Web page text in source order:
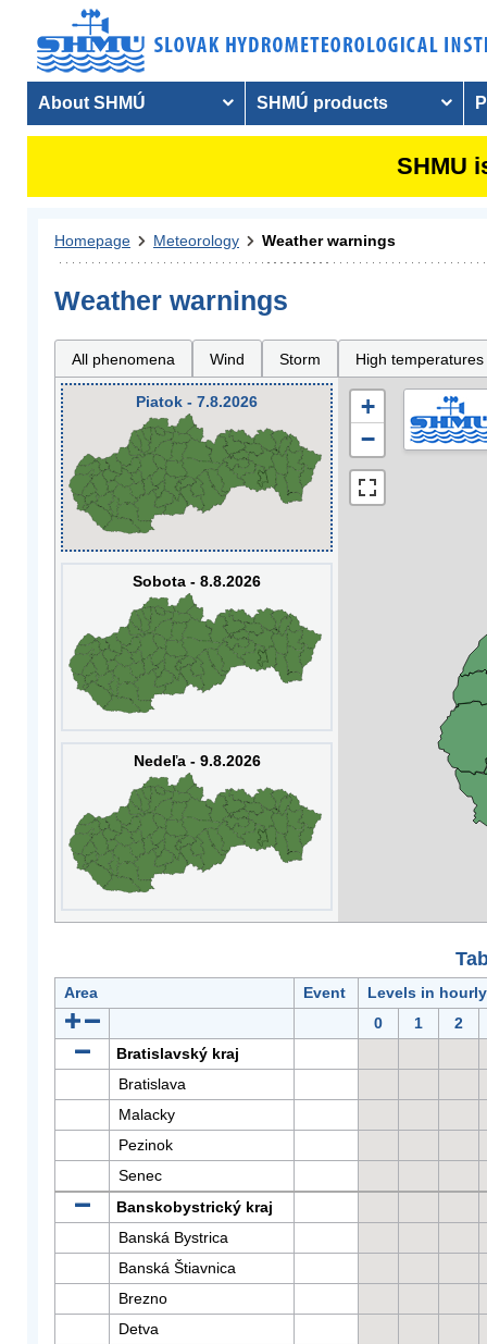
About SHMÚ SHMÚ products
SHMU
Homepage Meteorology Weather warnings
Weather warnings
All phenomena Wind Storm High temperatures
Piatok - 7.8.2026
Sobota - 8.8.2026
Nedeľa - 9.8.2026
+
−
Area Event
Levels in
0
1
2
Bratislavský kraj
Bratislava
Malacky
Pezinok
Senec
Banskobystrický kraj
Banská Bystrica
Banská Štiavnica
Brezno
Detva